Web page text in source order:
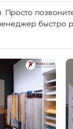
Просто
быстро